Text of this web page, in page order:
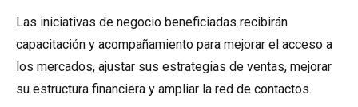
Las iniciativas de negocio beneficiadas recibirán
capacitación y acompañamiento para mejorar el acceso a
los mercados, ajustar sus estrategias de ventas, mejorar
su estructura financiera y ampliar la red de contactos.